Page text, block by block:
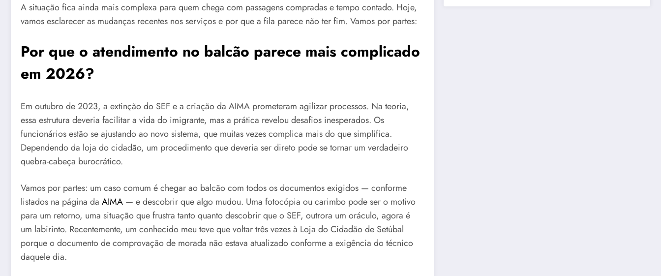
A situação fica ainda mais complexa para quem chega com passagens compradas e tempo contado. Hoje,
vamos esclarecer as mudanças recentes nos serviços e por que a fila parece não ter fim. Vamos por partes:
Por que o atendimento no balcão parece mais complicado
em 2026?
Em outubro de 2023, a extinção do SEF e a criação da AIMA prometeram agilizar processos. Na teoria,
essa estrutura deveria facilitar a vida do imigrante, mas a prática revelou desafios inesperados. Os
funcionários estão se ajustando ao novo sistema, que muitas vezes complica mais do que simplifica.
Dependendo da loja do cidadão, um procedimento que deveria ser direto pode se tornar um verdadeiro
quebra-cabeça burocrático.
Vamos por partes: um caso comum é chegar ao balcão com todos os documentos exigidos — conforme
listados na página da AIMA — e descobrir que algo mudou. Uma fotocópia ou carimbo pode ser o motivo
para um retorno, uma situação que frustra tanto quanto descobrir que o SEF, outrora um oráculo, agora é
um labirinto. Recentemente, um conhecido meu teve que voltar três vezes à Loja do Cidadão de Setúbal
porque o documento de comprovação de morada não estava atualizado conforme a exigência do técnico
daquele dia.